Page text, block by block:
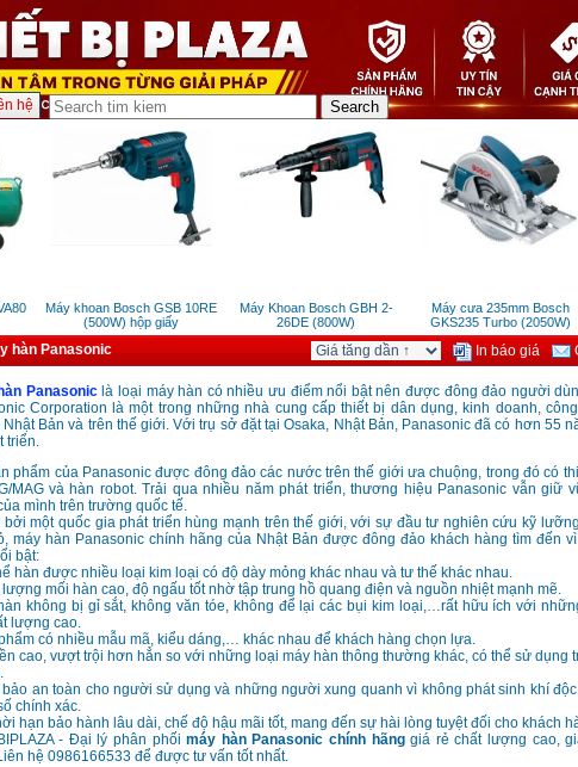
hệ
Máy khoan Bosch GSB 10RE
(500W) hộp giấy
Máy Khoan Bosch GBH 2-
26DE (800W)
Máy cưa 235mm Bosch
GKS235 Turbo (2050W)
hàn Panasonic In báo giá
Panasoniclà loại máy hàn có nhiều ưu điểm nổi bật nên được đông đảo người
Corporation là một trong những nhà cung cấp thiết bị dân dụng, kinh doanh,
Nhật Bản và trên thế giới. Với trụ sở đặt tại Osaka, Nhật Bản, Panasonic đã có hơn 55
triển.
phẩm của Panasonic được đông đảo các nước trên thế giới ưa chuộng, trong đó có
MAG và hàn robot. Trải qua nhiều năm phát triển, thương hiệu Panasonic vẫn giữ
mình trên trường quốc tế.
bởi một quốc gia phát triển hùng mạnh trên thế giới, với sự đầu tư nghiên cứu kỹ
máy hàn Panasonic chính hãng của Nhật Bản được đông đảo khách hàng tìm đến
bật:
hàn được nhiều loại kim loại có độ dày mỏng khác nhau và tư thế khác nhau.
lượng mối hàn cao, độ ngấu tốt nhờ tập trung hồ quang điện và nguồn nhiệt mạnh mẽ.
không bị gỉ sắt, không văn tóe, không để lại các bụi kim loại,…rất hữu ích với
lượng cao.
có nhiều mẫu mã, kiểu dáng,… khác nhau để khách hàng chọn lựa.
cao, vượt trội hơn hẳn so với những loại máy hàn thông thường khác, có thể sử dụng
an toàn cho người sử dụng và những người xung quanh vì không phát sinh khí
chính xác.
hạn bảo hành lâu dài, chế độ hậu mãi tốt, mang đến sự hài lòng tuyệt đối cho khách
- Đại lý phân phốimáy hàn Panasonic chính hãnggiá rẻ chất lượng cao,
hệ 0986166533 để được tư vấn tốt nhất.